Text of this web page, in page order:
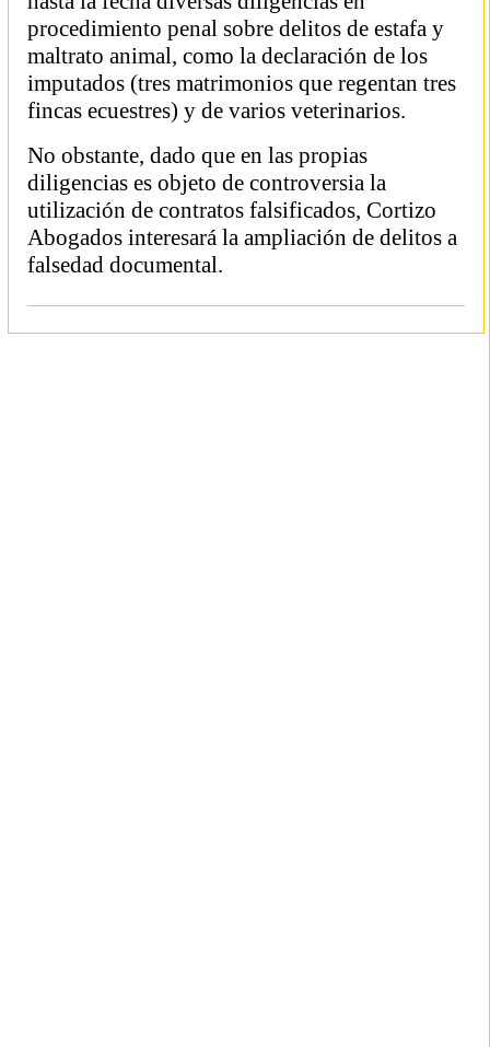
procedimiento penal sobre delitos de estafa y
maltrato animal, como la declaración de los
imputados (tres matrimonios que regentan tres
fincas ecuestres) y de varios veterinarios.
No obstante, dado que en las propias
diligencias es objeto de controversia la
utilización de contratos falsificados, Cortizo
Abogados interesará la ampliación de delitos a
falsedad documental.